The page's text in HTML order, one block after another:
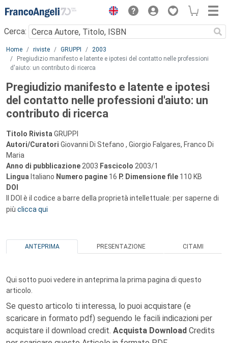
Menu
Cerca:
Main content
Home riviste GRUPPI
2003
Pregiudizio manifesto e latente e ipotesi del contatto nelle professioni
d'aiuto: un contributo di ricerca
Pregiudizio manifesto e latente e ipotesi
del contatto nelle professioni d'aiuto: un
contributo di ricerca
Titolo Rivista GRUPPI
Autori/Curatori Giovanni Di Stefano , Giorgio Falgares, Franco Di
Maria
Anno di pubblicazione 2003 Fascicolo 2003/1
Lingua Italiano Numero pagine 16 P. Dimensione file 110 KB
DOI
Il DOI è il codice a barre della proprietà intellettuale: per saperne di
più clicca qui
ANTEPRIMA PRESENTAZIONE CITAMI
Qui sotto puoi vedere in anteprima la prima pagina di questo
articolo.
Se questo articolo ti interessa, lo puoi acquistare (e
scaricare in formato pdf) seguendo le facili indicazioni per
acquistare il download credit. Acquista Download Credits